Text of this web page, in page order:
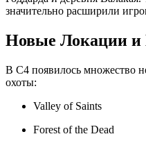
значительно расширили
Новые Локации и
В C4 появилось множество
охоты:
Valley of Saints
Forest of the Dead